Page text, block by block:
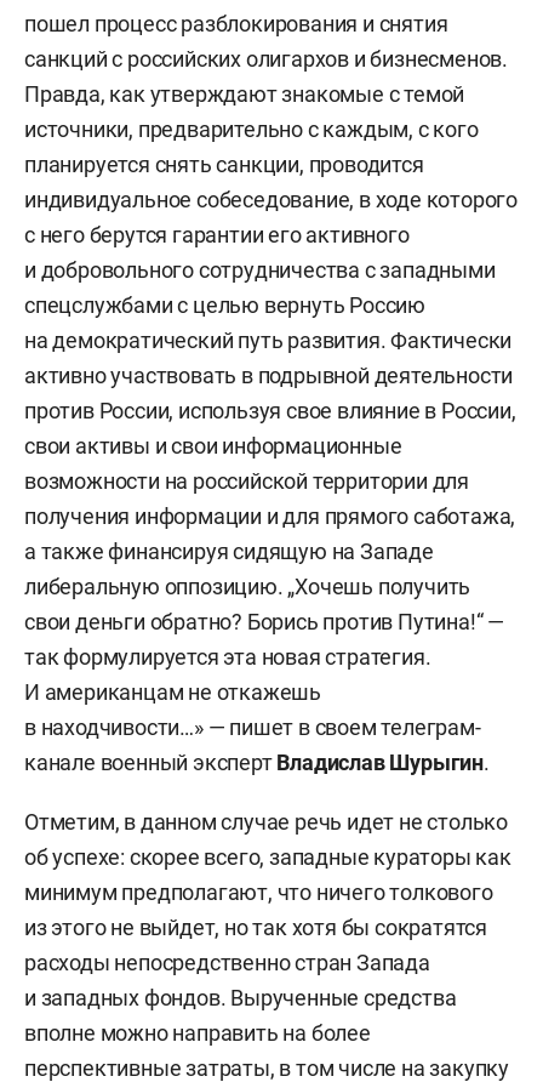
пошел процесс разблокирования и снятия
санкций с российских олигархов и бизнесменов.
Правда, как утверждают знакомые с темой
источники, предварительно с каждым, с кого
планируется снять санкции, проводится
индивидуальное собеседование, в ходе которого
с него берутся гарантии его активного
и добровольного сотрудничества с западными
спецслужбами с целью вернуть Россию
на демократический путь развития. Фактически
активно участвовать в подрывной деятельности
против России, используя свое влияние в России,
свои активы и свои информационные
возможности на российской территории для
получения информации и для прямого саботажа,
а также финансируя сидящую на Западе
либеральную оппозицию. „Хочешь получить
свои деньги обратно? Борись против Путина!“ —
так формулируется эта новая стратегия.
И американцам не откажешь
в находчивости…» — пишет в своем телеграм-
канале военный экспертВладислав Шурыгин.
Отметим, в данном случае речь идет не столько
об успехе: скорее всего, западные кураторы как
минимум предполагают, что ничего толкового
из этого не выйдет, но так хотя бы сократятся
расходы непосредственно стран Запада
и западных фондов. Вырученные средства
вполне можно направить на более
перспективные затраты, в том числе на закупку